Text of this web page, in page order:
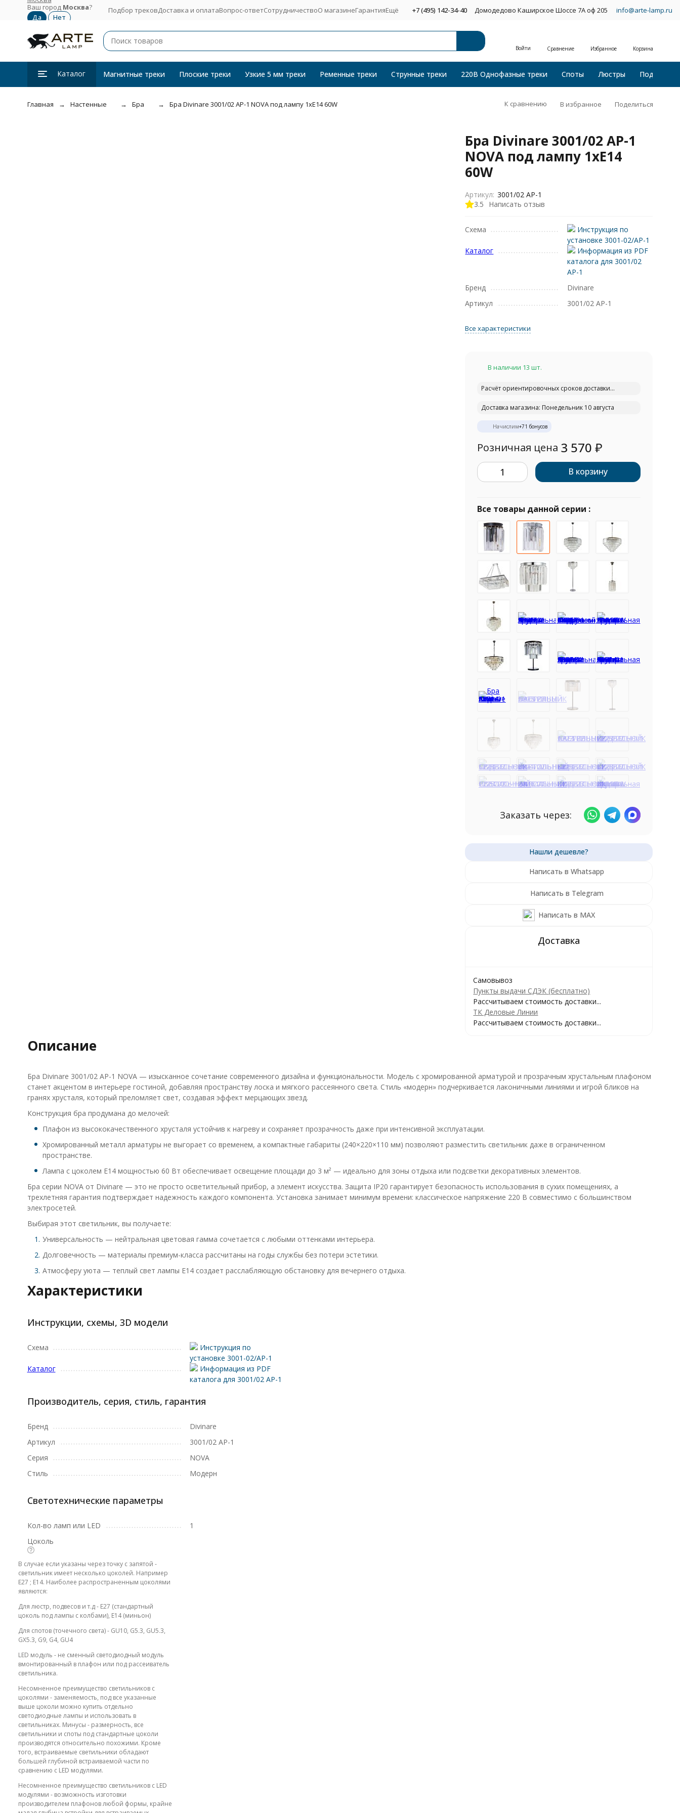
Ваш город Москва? Подбор трековДоставка и оплатаВопрос-ответСотрудничествоО магазинеГарантияЕщё +7 (495) 142-34-40 Домодедово Каширское Шоссе 7А оф 205 info@arte-lamp.ru
Войти Сравнение Избранное Корзина
Каталог Магнитные треки Плоские треки Узкие 5 мм треки Ременные треки Струнные треки 220В Однофазные треки Споты Люстры Подвесные
Главная Настенные Бра Бра Divinare 3001/02 AP-1 NOVA под лампу 1xE14 60W К сравнению В избранное Поделиться
Бра Divinare 3001/02 AP-1
NOVA под лампу 1xE14
60W
3.5 Написать отзыв
Артикул: 3001/02 AP-1
Схема
Инструкция по
установке 3001-02/AP-1
Каталог
Информация из PDF
каталога для 3001/02
AP-1
Бренд
Divinare
Артикул
3001/02 AP-1
Все характеристики
В наличии 13 шт.
Расчёт ориентировочных сроков доставки...
Доставка магазина: Понедельник 10 августа
Начислим+71 бонусов
Розничная цена 3 570₽
В корзину
Все товары данной серии :
Заказать через:
Написать в Whatsapp
Написать в Telegram
Написать в MAX
Самовывоз
Пункты выдачи СДЭК (бесплатно)
Рассчитываем стоимость доставки...
ТК Деловые Линии
Рассчитываем стоимость доставки...
Описание
Бра Divinare 3001/02 AP-1 NOVA — изысканное сочетание современного дизайна и функциональности. Модель с хромированной арматурой и прозрачным хрустальным плафоном
станет акцентом в интерьере гостиной, добавляя пространству лоска и мягкого рассеянного света. Стиль «модерн» подчеркивается лаконичными линиями и игрой бликов на
гранях хрусталя, который преломляет свет, создавая эффект мерцающих звезд.
Конструкция бра продумана до мелочей:
Плафон из высококачественного хрусталя устойчив к нагреву и сохраняет прозрачность даже при интенсивной эксплуатации.
Хромированный металл арматуры не выгорает со временем, а компактные габариты (240×220×110 мм) позволяют разместить светильник даже в ограниченном
пространстве.
Лампа с цоколем E14 мощностью 60 Вт обеспечивает освещение площади до 3 м² — идеально для зоны отдыха или подсветки декоративных элементов.
Бра серии NOVA от Divinare — это не просто осветительный прибор, а элемент искусства. Защита IP20 гарантирует безопасность использования в сухих помещениях, а
трехлетняя гарантия подтверждает надежность каждого компонента. Установка занимает минимум времени: классическое напряжение 220 В совместимо с большинством
электросетей.
Выбирая этот светильник, вы получаете:
Универсальность — нейтральная цветовая гамма сочетается с любыми оттенками интерьера.
Долговечность — материалы премиум-класса рассчитаны на годы службы без потери эстетики.
Атмосферу уюта — теплый свет лампы E14 создает расслабляющую обстановку для вечернего отдыха.
Характеристики
Инструкции, схемы, 3D модели
Схема
Инструкция по
установке 3001-02/AP-1
Каталог
Информация из PDF
каталога для 3001/02 AP-1
Производитель, серия, стиль, гарантия
Бренд
Divinare
Артикул
3001/02 AP-1
Серия
NOVA
Стиль
Модерн
Светотехнические параметры
Кол-во ламп или LED
1
Цоколь
В случае если указаны через точку с запятой -
светильник имеет несколько цоколей. Например
E27 ; E14. Наиболее распространенным цоколями
являются:
Для люстр, подвесов и т.д - E27 (стандартный
цоколь под лампы с колбами), E14 (миньон)
Для спотов (точечного света) - GU10, G5.3, GU5.3,
GX5.3, G9, G4, GU4
LED модуль - не сменный светодиодный модуль
вмонтированный в плафон или под рассеиватель
светильника.
Несомненное преимущество светильников с
цоколями - заменяемость, под все указанные
выше цоколи можно купить отдельно
светодиодные лампы и использовать в
светильниках. Минусы - размерность, все
светильники и споты под стандартные цоколи
производятся относительно похожими. Кроме
того, встраиваемые светильники обладают
большей глубиной встраиваемой части по
сравнению с LED модулями.
Несомненное преимущество светильников с LED
модулями - возможность изготовки
производителем плафонов любой формы, крайне